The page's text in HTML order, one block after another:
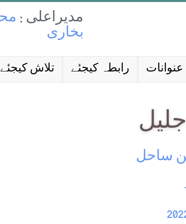
مدیراعلی :
بخاری
تلاش کیجئے رابطہ کیجئے عنوانات
ساحل